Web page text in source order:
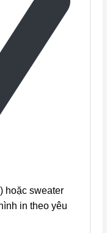
hoặc sweater
in theo yêu